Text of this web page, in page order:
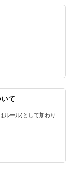
て
ルール)として加わり